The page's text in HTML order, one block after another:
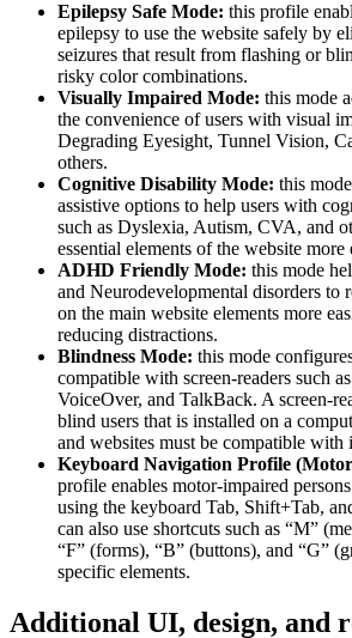
Epilepsy Safe Mode: this profile
epilepsy to use the website safely by
seizures that result from flashing or
risky color combinations.
Visually Impaired Mode: this mode
the convenience of users with visual
Degrading Eyesight, Tunnel Vision,
others.
Cognitive Disability Mode: this
assistive options to help users with
such as Dyslexia, Autism, CVA, and
essential elements of the website more
ADHD Friendly Mode: this mode
and Neurodevelopmental disorders to
on the main website elements more
reducing distractions.
Blindness Mode: this mode
compatible with screen-readers such
VoiceOver, and TalkBack. A screen-
blind users that is installed on a
and websites must be compatible with
Keyboard Navigation Profile
profile enables motor-impaired
using the keyboard Tab, Shift+Tab,
can also use shortcuts such as “M”
“F” (forms), “B” (buttons), and “G”
specific elements.
Additional UI, design, and